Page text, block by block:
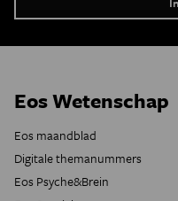
Eos Wetenschap
Eos maandblad
Digitale themanummers
Eos Psyche&Brein